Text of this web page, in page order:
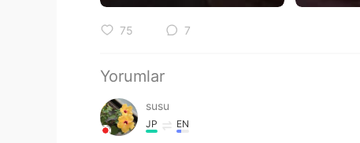
75 7
Yorumlar
susu
JP EN